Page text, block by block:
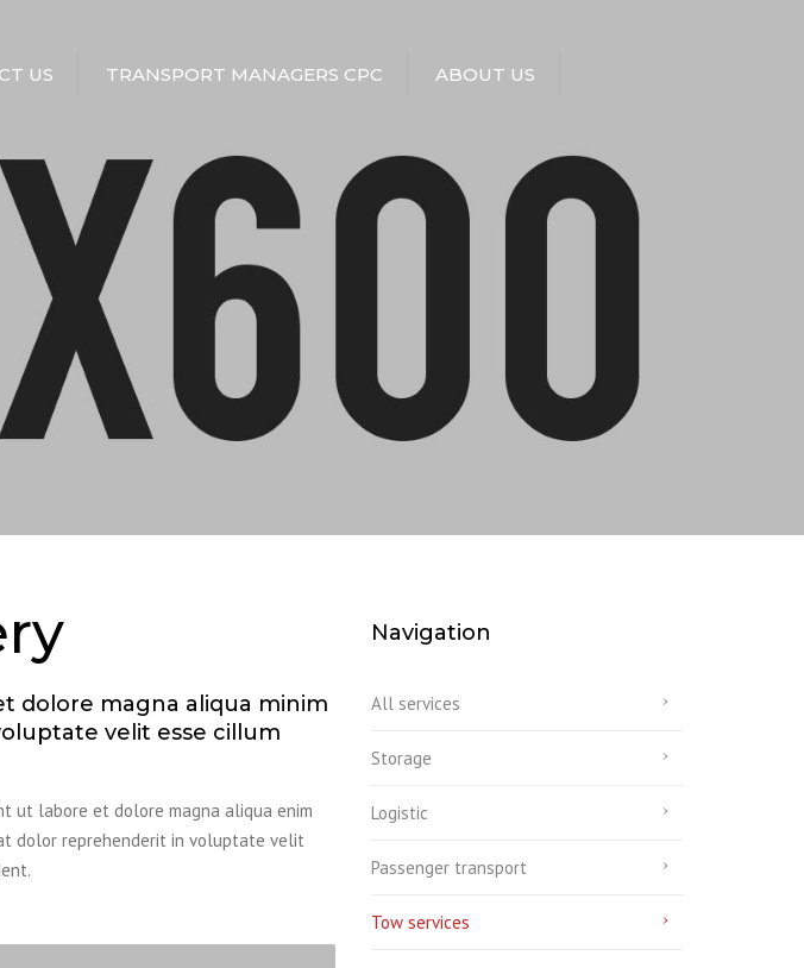
US TRANSPORT MANAGERS CPC ABOUT US
dolore magna aliqua minim
velit esse cillum
ut labore et dolore magna aliqua enim
dolor reprehenderit in voluptate velit
Navigation
All services
Storage
Logistic
Passenger transport
Tow services